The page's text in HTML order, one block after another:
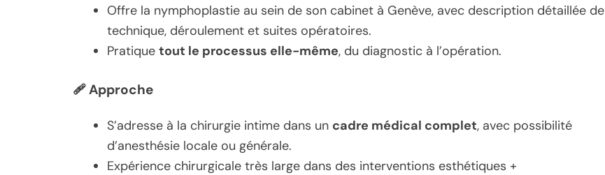
Offre la nymphoplastie au sein de son cabinet à Genève, avec description détaillée de
technique, déroulement et suites opératoires.
Pratique tout le processus elle-même, du diagnostic à l’opération.
🩹Approche
S’adresse à la chirurgie intime dans un cadre médical complet, avec possibilité
d’anesthésie locale ou générale.
Expérience chirurgicale très large dans des interventions esthétiques +